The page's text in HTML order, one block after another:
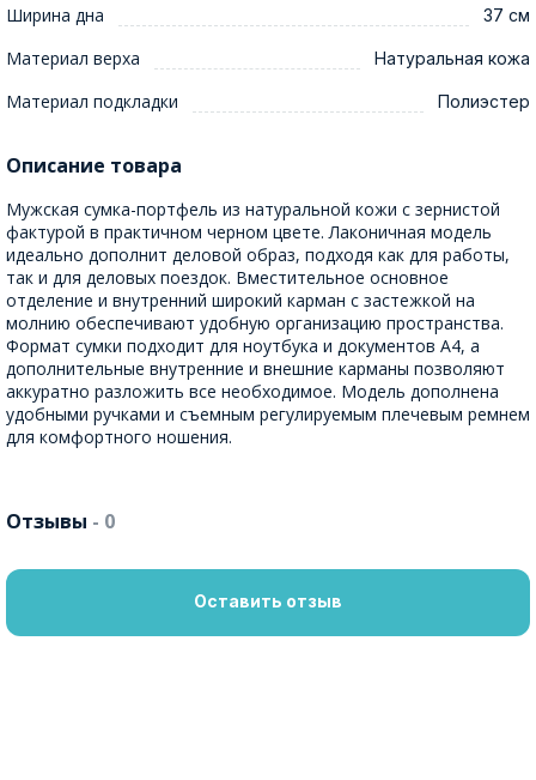
Ширина дна 37 см
Материал верха Натуральная кожа
Материал подкладки Полиэстер
Описание товара
Мужская сумка-портфель из натуральной кожи с зернистой
фактурой в практичном черном цвете. Лаконичная модель
идеально дополнит деловой образ, подходя как для работы,
так и для деловых поездок. Вместительное основное
отделение и внутренний широкий карман с застежкой на
молнию обеспечивают удобную организацию пространства.
Формат сумки подходит для ноутбука и документов А4, а
дополнительные внутренние и внешние карманы позволяют
аккуратно разложить все необходимое. Модель дополнена
удобными ручками и съемным регулируемым плечевым ремнем
для комфортного ношения.
Отзывы - 0
Оставить отзыв